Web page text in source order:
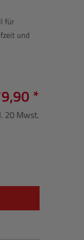
für
und
*
20 Mwst.